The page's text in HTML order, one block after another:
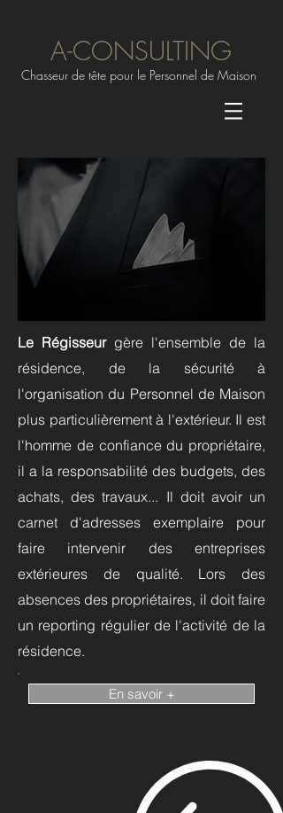
A-CONSULTING
Chasseur de tête pour le Personnel de Maison
Le Régisseur gère l'ensemble de la
résidence, de la sécurité à
l'organisation du Personnel de Maison
plus particulièrement à l'extérieur. Il est
l'homme de confiance du propriétaire,
il a la responsabilité des budgets, des
achats, des travaux... Il doit avoir un
carnet d'adresses exemplaire pour
faire intervenir des entreprises
extérieures de qualité. Lors des
absences des propriétaires, il doit faire
un reporting régulier de l'activité de la
résidence.
En savoir +